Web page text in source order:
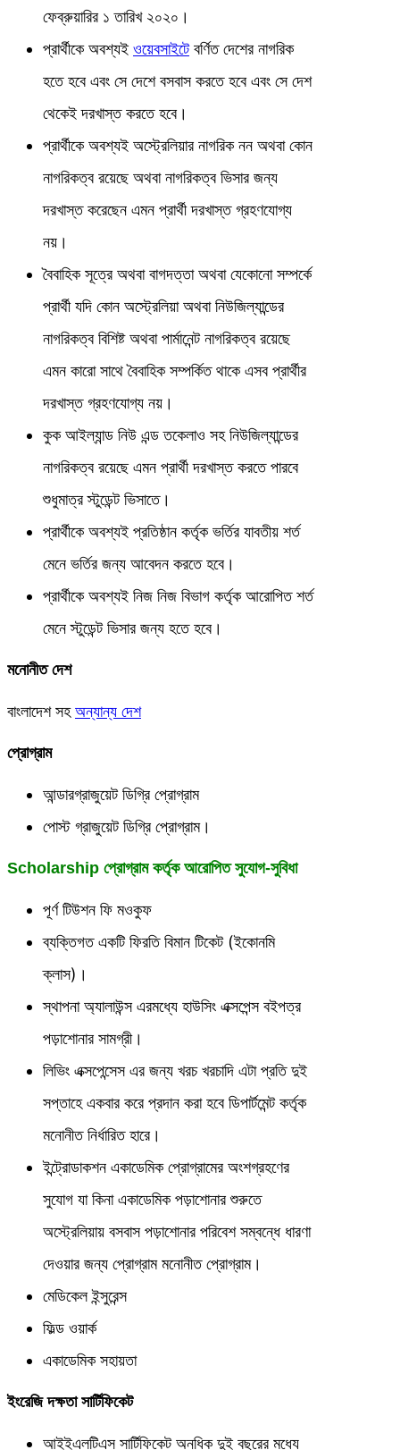
ফেব্রুয়ারির ১ তারিখ ২০২০।
প্রার্থীকে অবশ্যইওয়েবসাইটেবর্ণিত দেশের নাগরিক
হতে হবে এবং সে দেশে বসবাস করতে হবে এবং সে দেশ
থেকেই দরখাস্ত করতে হবে।
প্রার্থীকে অবশ্যই অস্ট্রেলিয়ার নাগরিক নন অথবা কোন
নাগরিকত্ব রয়েছে অথবা নাগরিকত্ব ভিসার জন্য
দরখাস্ত করেছেন এমন প্রার্থী দরখাস্ত গ্রহণযোগ্য
নয়।
বৈবাহিক সূত্রে অথবা বাগদত্তা অথবা যেকোনো সম্পর্কে
প্রার্থী যদি কোন অস্ট্রেলিয়া অথবা নিউজিল্যান্ডের
নাগরিকত্ব বিশিষ্ট অথবা পার্মানেন্ট নাগরিকত্ব রয়েছে
এমন কারো সাথে বৈবাহিক সম্পর্কিত থাকে এসব প্রার্থীর
দরখাস্ত গ্রহণযোগ্য নয়।
কুক আইল্যান্ড নিউ এন্ড তকেলাও সহ নিউজিল্যান্ডের
নাগরিকত্ব রয়েছে এমন প্রার্থী দরখাস্ত করতে পারবে
শুধুমাত্র স্টুডেন্ট ভিসাতে।
প্রার্থীকে অবশ্যই প্রতিষ্ঠান কর্তৃক ভর্তির যাবতীয় শর্ত
মেনে ভর্তির জন্য আবেদন করতে হবে।
প্রার্থীকে অবশ্যই নিজ নিজ বিভাগ কর্তৃক আরোপিত শর্ত
মেনে স্টুডেন্ট ভিসার জন্য হতে হবে।
মনোনীত দেশ
বাংলাদেশ সহঅন্যান্য দেশ
প্রোগ্রাম
আন্ডারগ্রাজুয়েট ডিগ্রি প্রোগ্রাম
পোস্ট গ্রাজুয়েট ডিগ্রি প্রোগ্রাম।
Scholarship প্রোগ্রাম কর্তৃক আরোপিত সুযোগ-সুবিধা
পূর্ণ টিউশন ফি মওকুফ
ব্যক্তিগত একটি ফিরতি বিমান টিকেট (ইকোনমি
ক্লাস)।
স্থাপনা অ্যালাউন্স এরমধ্যে হাউসিং এক্সপেন্স বইপত্র
পড়াশোনার সামগ্রী।
লিভিং এক্সপেন্সেস এর জন্য খরচ খরচাদি এটা প্রতি দুই
সপ্তাহে একবার করে প্রদান করা হবে ডিপার্টমেন্ট কর্তৃক
মনোনীত নির্ধারিত হারে।
ইন্ট্রোডাকশন একাডেমিক প্রোগ্রামের অংশগ্রহণের
সুযোগ যা কিনা একাডেমিক পড়াশোনার শুরুতে
অস্ট্রেলিয়ায় বসবাস পড়াশোনার পরিবেশ সম্বন্ধে ধারণা
দেওয়ার জন্য প্রোগ্রাম মনোনীত প্রোগ্রাম।
মেডিকেল ইন্সুরেন্স
ফিল্ড ওয়ার্ক
একাডেমিক সহায়তা
ইংরেজি দক্ষতা সার্টিফিকেট
আইইএলটিএস সার্টিফিকেট অনধিক দুই বছরের মধ্যে